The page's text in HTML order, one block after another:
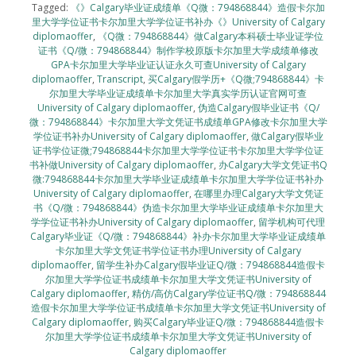
Tagged:
《》Calgary毕业证成绩单《Q微：794868844》造假卡尔加
里大学学位证书卡尔加里大学学位证书补办《》University of Calgary
diplomaoffer,
《Q微：794868844》做Calgary本科硕士毕业证学位
证书《Q/微：794868844》制作学校原版卡尔加里大学成绩单修改
GPA卡尔加里大学毕业证认证永久可查University of Calgary
diplomaoffer, Transcript, 买Calgary假学历+《Q微;794868844》卡
尔加里大学毕业证成绩单卡尔加里大学真实学历认证官网可查
University of Calgary diplomaoffer, 伪造Calgary假毕业证书《Q/
微：794868844》卡尔加里大学文凭证书成绩单GPA修改卡尔加里大学
学位证书补办University of Calgary diplomaoffer, 做Calgary假毕业
证书学位证微;794868844卡尔加里大学学位证书卡尔加里大学学位证
书补做University of Calgary diplomaoffer, 办Calgary大学文凭证书Q
微:794868844卡尔加里大学毕业证成绩单卡尔加里大学学位证书补办
University of Calgary diplomaoffer, 在哪里办理Calgary大学文凭证
书《Q/微：794868844》伪造卡尔加里大学毕业证成绩单卡尔加里大
学学位证书补办University of Calgary diplomaoffer, 留学机构可代理
Calgary毕业证《Q/微：794868844》补办卡尔加里大学毕业证成绩单
卡尔加里大学文凭证书学位证书办理University of Calgary
diplomaoffer, 留学生补办Calgary假毕业证Q/微：794868844造假卡
尔加里大学学位证书成绩单卡尔加里大学文凭证书University of
Calgary diplomaoffer, 精仿/高仿Calgary学位证书Q/微：794868844
造假卡尔加里大学学位证书成绩单卡尔加里大学文凭证书University of
Calgary diplomaoffer, 购买Calgary毕业证Q/微：794868844造假卡
尔加里大学学位证书成绩单卡尔加里大学文凭证书University of
Calgary diplomaoffer